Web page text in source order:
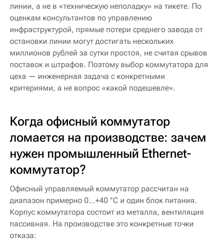
линии, а не в «техническую неполадку» на тикете. По
оценкам консультантов по управлению
инфраструктурой, прямые потери среднего завода от
остановки линии могут достигать нескольких
миллионов рублей за сутки простоя, не считая срывов
поставок и штрафов. Поэтому выбор коммутатора для
цеха — инженерная задача с конкретными
критериями, а не вопрос «какой подешевле».
Когда офисный коммутатор
ломается на производстве: зачем
нужен промышленный Ethernet-
коммутатор?
Офисный управляемый коммутатор рассчитан на
диапазон примерно 0…+40 °C и один блок питания.
Корпус коммутатора состоит из металла, вентиляция
пассивная. На производстве это конкретные точки
отказа: